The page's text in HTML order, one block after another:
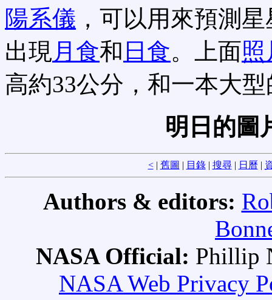
陽系儀 ，可以用來預測
出現月食和 日食。上面照
高約33公分，和一本大
明日的圖
<| 舊圖 | 目錄| 搜尋| 日曆 |
Authors & editors:
NASA Official: Phillip
NASA Web Privacy